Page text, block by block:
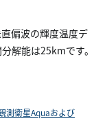
偏波の輝度温度デ
解能は25kmです。
測衛星Aquaおよび